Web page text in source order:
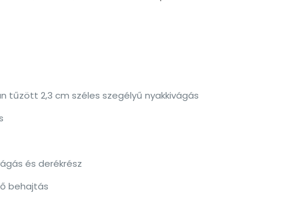
tűzött 2,3 cm széles szegélyű nyakkivágás
és derékrész
behajtás